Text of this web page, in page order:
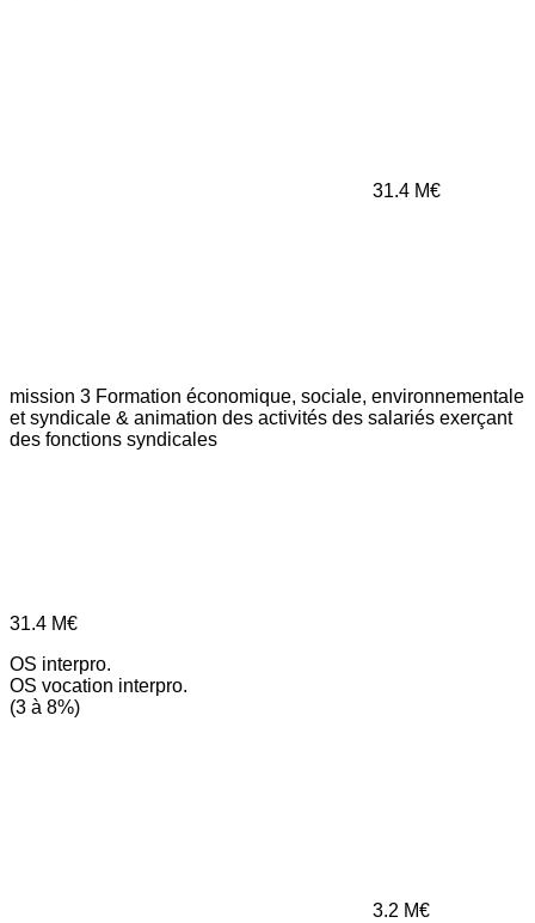
31.4 M€
mission 3 Formation économique, sociale, environnementale
et syndicale & animation des activités des salariés exerçant
des fonctions syndicales
31.4 M€
OS interpro.
OS vocation interpro.
(3 à 8%)
3.2 M€